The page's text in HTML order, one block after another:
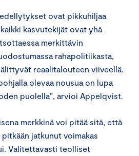
ovat pikkuhiljaa
kasvutekijät ovat yhä
merkittävin
rahapolitiikasta,
reaalitalouteen viiveellä.
olevaa nousua on lupa
puolella”, arvioi Appelqvist.
merkkinä voi pitää sitä, että
jatkunut voimakas
Valitettavasti teolliset